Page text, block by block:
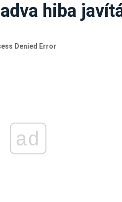
hiba
Denied Error
ad